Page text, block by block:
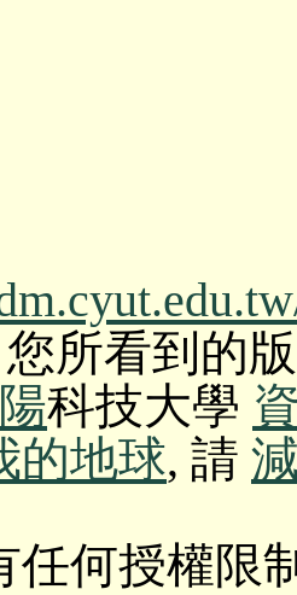
所看到的版
科技大學
的地球, 請
任何授權限